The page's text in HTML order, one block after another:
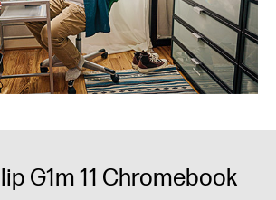
G1m 11 Chromebook